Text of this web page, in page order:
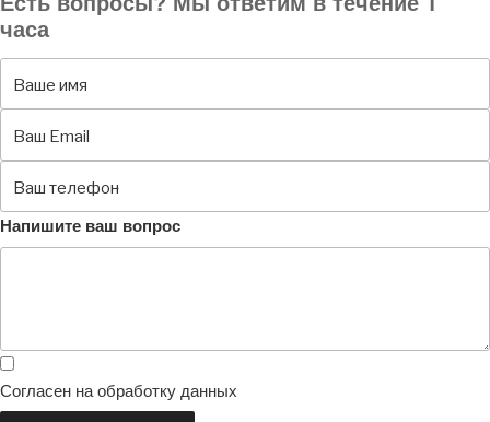
часа
Напишите ваш вопрос
Согласен на обработку данных